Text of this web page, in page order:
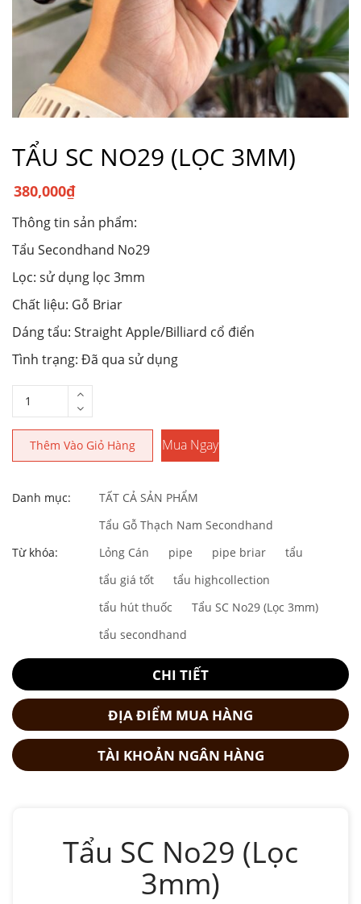
TẨU SC NO29 (LỌC 3MM)
380,000₫
Thông tin sản phẩm:
Tẩu Secondhand No29
Lọc: sử dụng lọc 3mm
Chất liệu: Gỗ Briar
Dáng tẩu: Straight Apple/Billiard cổ điển
Tình trạng: Đã qua sử dụng
Thêm Vào Giỏ Hàng Mua Ngay
Danh mục:
TẤT CẢ SẢN PHẨM
Tẩu Gỗ Thạch Nam Secondhand
Từ khóa:
Lỏng Cán pipe pipe briar
tẩu
tẩu giá tốt
tẩu highcollection
tẩu hút thuốc
Tẩu SC No29 (Lọc 3mm)
tẩu secondhand
CHI TIẾT
ĐỊA ĐIỂM MUA HÀNG
TÀI KHOẢN NGÂN HÀNG
Tẩu SC No29 (Lọc
3mm)